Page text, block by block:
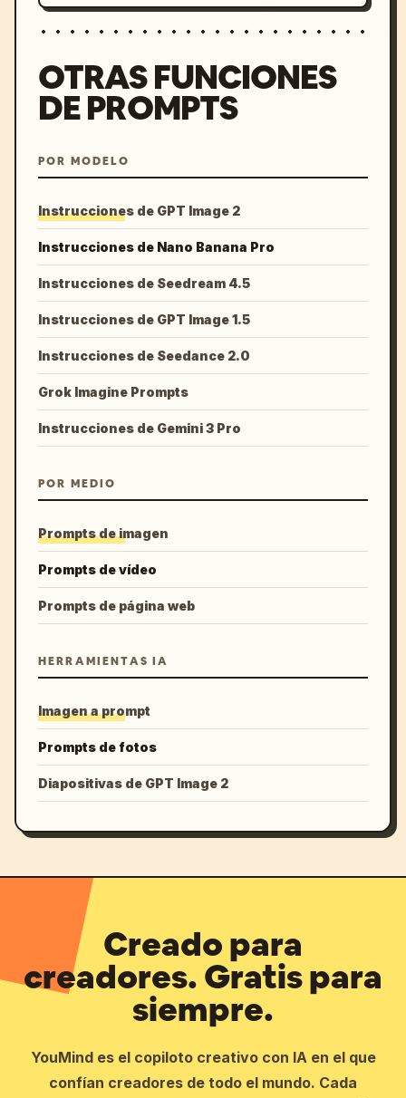
OTRAS FUNCIONES
DE PROMPTS
POR MODELO
Instrucciones de GPT Image 2
Instrucciones de Nano Banana Pro
Instrucciones de Seedream 4.5
Instrucciones de GPT Image 1.5
Instrucciones de Seedance 2.0
Grok Imagine Prompts
Instrucciones de Gemini 3 Pro
POR MEDIO
Prompts de imagen
Prompts de vídeo
Prompts de página web
HERRAMIENTAS IA
Imagen a prompt
Prompts de fotos
Diapositivas de GPT Image 2
Creado para
creadores. Gratis para
siempre.
YouMind es el copiloto creativo con IA en el que
confían creadores de todo el mundo. Cada